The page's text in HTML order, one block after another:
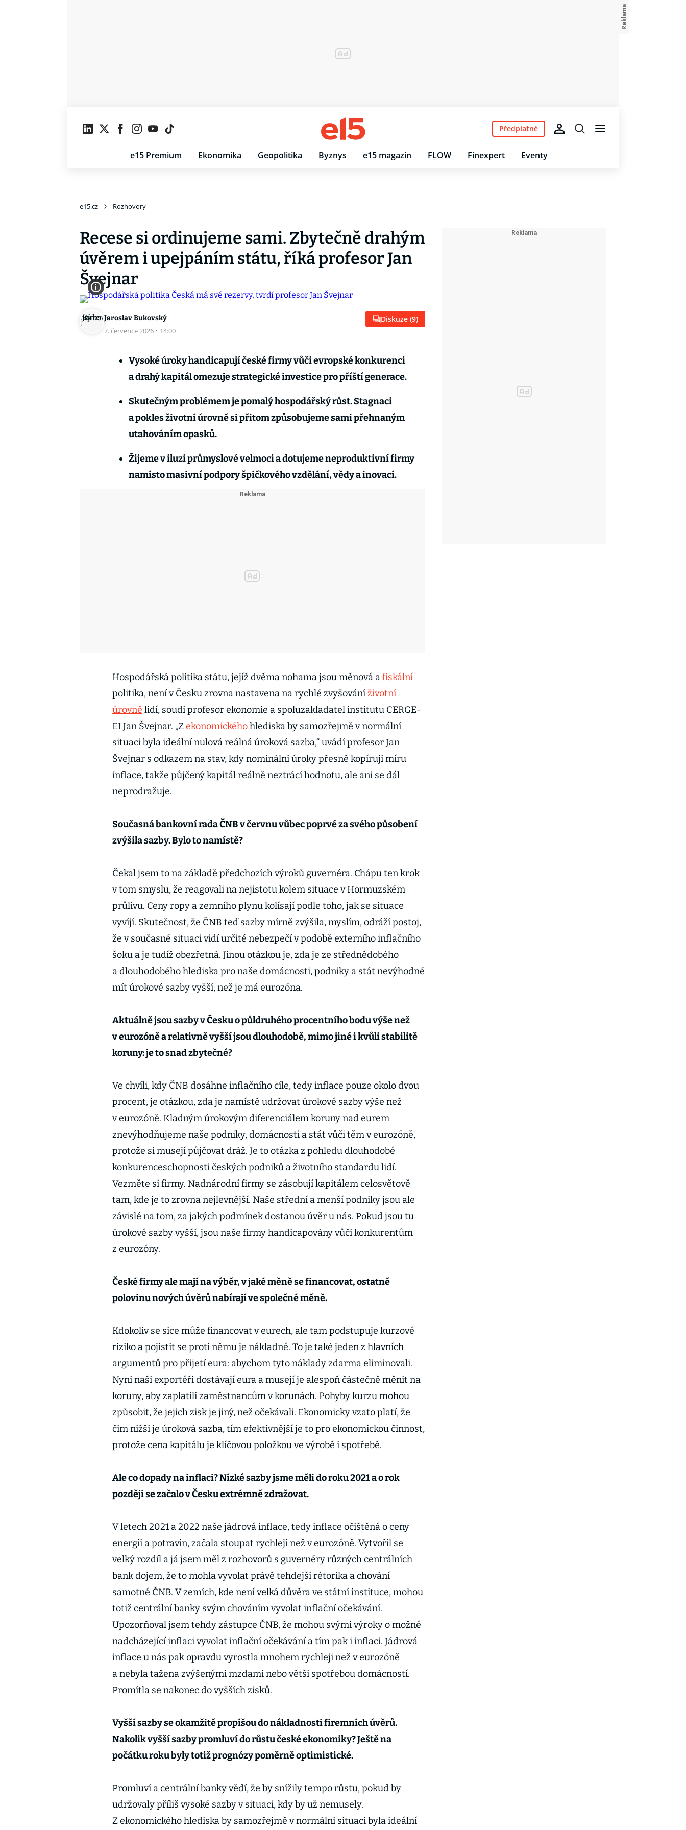
e15 Premium Ekonomika Geopolitika Byznys e15 magazín FLOW Finexpert Eventy
Předplatné
e15.cz Rozhovory
Recese si ordinujeme sami. Zbytečně drahým
úvěrem i upejpáním státu, říká profesor Jan
Švejnar
Jaroslav Bukovský
7. července 2026 · 14:00
Diskuze (9)
Vysoké úroky handicapují české firmy vůči evropské konkurenci
a drahý kapitál omezuje strategické investice pro příští generace.
Skutečným problémem je pomalý hospodářský růst. Stagnaci
a pokles životní úrovně si přitom způsobujeme sami přehnaným
utahováním opasků.
Žijeme v iluzi průmyslové velmoci a dotujeme neproduktivní firmy
namísto masivní podpory špičkového vzdělání, vědy a inovací.
Hospodářská politika státu, jejíž dvěma nohama jsou měnová afiskální
politika, není v Česku zrovna nastavena na rychlé zvyšováníživotní
úrovně lidí, soudí profesor ekonomie a spoluzakladatel institutu CERGE-
EI Jan Švejnar. „Z ekonomickéhohlediska by samozřejmě v normální
situaci byla ideální nulová reálná úroková sazba,“ uvádí profesor Jan
Švejnar s odkazem na stav, kdy nominální úroky přesně kopírují míru
inflace, takže půjčený kapitál reálně neztrácí hodnotu, ale ani se dál
neprodražuje.
Současná bankovní rada ČNB v červnu vůbec poprvé za svého působení
zvýšila sazby. Bylo to namístě?
Čekal jsem to na základě předchozích výroků guvernéra. Chápu ten krok
v tom smyslu, že reagovali na nejistotu kolem situace v Hormuzském
průlivu. Ceny ropy a zemního plynu kolísají podle toho, jak se situace
vyvíjí. Skutečnost, že ČNB teď sazby mírně zvýšila, myslím, odráží postoj,
že v současné situaci vidí určité nebezpečí v podobě externího inflačního
šoku a je tudíž obezřetná. Jinou otázkou je, zda je ze střednědobého
a dlouhodobého hlediska pro naše domácnosti, podniky a stát nevýhodné
mít úrokové sazby vyšší, než je má eurozóna.
Aktuálně jsou sazby v Česku o půldruhého procentního bodu výše než
v eurozóně a relativně vyšší jsou dlouhodobě, mimo jiné i kvůli stabilitě
koruny: je to snad zbytečné?
Ve chvíli, kdy ČNB dosáhne inflačního cíle, tedy inflace pouze okolo dvou
procent, je otázkou, zda je namístě udržovat úrokové sazby výše než
v eurozóně. Kladným úrokovým diferenciálem koruny nad eurem
znevýhodňujeme naše podniky, domácnosti a stát vůči těm v eurozóně,
protože si musejí půjčovat dráž. Je to otázka z pohledu dlouhodobé
konkurenceschopnosti českých podniků a životního standardu lidí.
Vezměte si firmy. Nadnárodní firmy se zásobují kapitálem celosvětově
tam, kde je to zrovna nejlevnější. Naše střední a menší podniky jsou ale
závislé na tom, za jakých podmínek dostanou úvěr u nás. Pokud jsou tu
úrokové sazby vyšší, jsou naše firmy handicapovány vůči konkurentům
z eurozóny.
České firmy ale mají na výběr, v jaké měně se financovat, ostatně
polovinu nových úvěrů nabírají ve společné měně.
Kdokoliv se sice může financovat v eurech, ale tam podstupuje kurzové
riziko a pojistit se proti němu je nákladné. To je také jeden z hlavních
argumentů pro přijetí eura: abychom tyto náklady zdarma eliminovali.
Nyní naši exportéři dostávají eura a musejí je alespoň částečně měnit na
koruny, aby zaplatili zaměstnancům v korunách. Pohyby kurzu mohou
způsobit, že jejich zisk je jiný, než očekávali. Ekonomicky vzato platí, že
čím nižší je úroková sazba, tím efektivnější je to pro ekonomickou činnost,
protože cena kapitálu je klíčovou položkou ve výrobě i spotřebě.
Ale co dopady na inflaci? Nízké sazby jsme měli do roku 2021 a o rok
později se začalo v Česku extrémně zdražovat.
V letech 2021 a 2022 naše jádrová inflace, tedy inflace očištěná o ceny
energií a potravin, začala stoupat rychleji než v eurozóně. Vytvořil se
velký rozdíl a já jsem měl z rozhovorů s guvernéry různých centrálních
bank dojem, že to mohla vyvolat právě tehdejší rétorika a chování
samotné ČNB. V zemích, kde není velká důvěra ve státní instituce, mohou
totiž centrální banky svým chováním vyvolat inflační očekávání.
Upozorňoval jsem tehdy zástupce ČNB, že mohou svými výroky o možné
nadcházející inflaci vyvolat inflační očekávání a tím pak i inflaci. Jádrová
inflace u nás pak opravdu vyrostla mnohem rychleji než v eurozóně
a nebyla tažena zvýšenými mzdami nebo větší spotřebou domácností.
Promítla se nakonec do vyšších zisků.
Vyšší sazby se okamžitě propíšou do nákladnosti firemních úvěrů.
Nakolik vyšší sazby promluví do růstu české ekonomiky? Ještě na
počátku roku byly totiž prognózy poměrně optimistické.
Promluví a centrální banky vědí, že by snížily tempo růstu, pokud by
udržovaly příliš vysoké sazby v situaci, kdy by už nemusely.
Z ekonomického hlediska by samozřejmě v normální situaci byla ideální